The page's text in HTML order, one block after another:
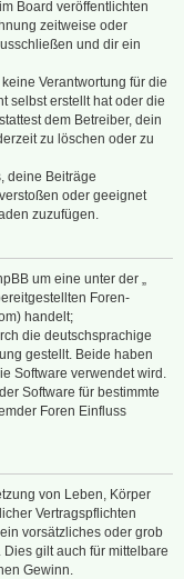
Board veröffentlichten
zeitweise oder
und dir ein
Verantwortung für die
selbst erstellt hat oder die
dem Betreiber, dein
zu löschen oder zu
deine Beiträge
oder geeignet
zuzufügen.
um eine unter der „
Foren-
handelt;
die deutschsprachige
gestellt. Beide haben
Software verwendet wird.
Software für bestimmte
Foren Einfluss
von Leben, Körper
Vertragspflichten
vorsätzliches oder grob
gilt auch für mittelbare
Gewinn.